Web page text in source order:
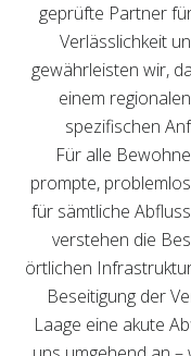
geprüfte Partner
Verlässlichkeit
gewährleisten wir,
einem
spezifischen
Für alle
prompte,
für sämtliche
verstehen die
örtlichen
Beseitigung der
Laage eine akute